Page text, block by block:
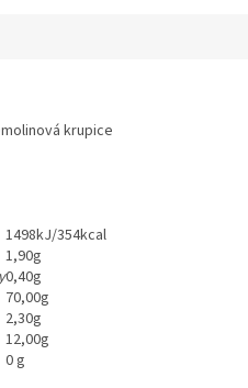
krupice
1498kJ/354kcal
1,90g
0,40g
70,00g
2,30g
12,00g
0 g